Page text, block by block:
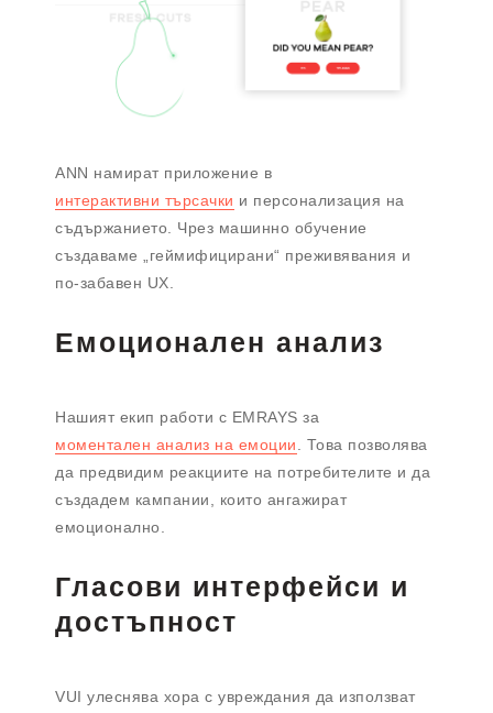
ANN намират приложение в
интерактивни търсачки и персонализация на
съдържанието. Чрез машинно обучение
създаваме „геймифицирани“ преживявания и
по-забавен UX.
Емоционален анализ
Нашият екип работи с EMRAYS за
моментален анализ на емоции . Това позволява
да предвидим реакциите на потребителите и да
създадем кампании, които ангажират
емоционално.
Гласови интерфейси и
достъпност
VUI улеснява хора с увреждания да използват